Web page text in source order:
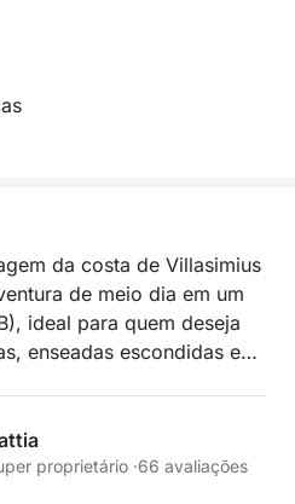
da costa de Villasimius
de meio dia em um
ideal para quem deseja
enseadas escondidas e
espetaculares em apenas
oferece o equilíbrio
natação e um passeio
proprietário ·66 avaliações